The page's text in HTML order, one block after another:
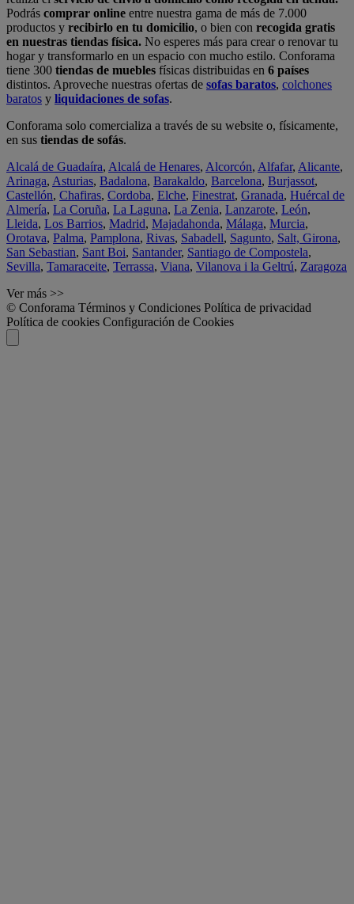
Podrás comprar online entre nuestra gama de más de 7.000
productos y recibirlo en tu domicilio, o bien con recogida gratis
en nuestras tiendas física. No esperes más para crear o renovar tu
hogar y transformarlo en un espacio con mucho estilo. Conforama
tiene 300 tiendas de muebles físicas distribuidas en 6 países
distintos. Aproveche nuestras ofertas de sofas baratos, colchones
baratos y liquidaciones de sofas.
Conforama solo comercializa a través de su website o, físicamente,
en sus tiendas de sofás.
Alcalá de Guadaíra, Alcalá de Henares, Alcorcón, Alfafar, Alicante,
Arinaga, Asturias, Badalona, Barakaldo, Barcelona, Burjassot,
Castellón, Chafiras, Cordoba, Elche, Finestrat, Granada, Huércal de
Almería, La Coruña, La Laguna, La Zenia, Lanzarote, León,
Lleida, Los Barrios, Madrid, Majadahonda, Málaga, Murcia,
Orotava, Palma, Pamplona, Rivas, Sabadell, Sagunto, Salt, Girona,
San Sebastian, Sant Boi, Santander, Santiago de Compostela,
Sevilla, Tamaraceite, Terrassa, Viana, Vilanova i la Geltrú, Zaragoza
Ver más >>
© Conforama Términos y Condiciones Política de privacidad
Política de cookies Configuración de Cookies